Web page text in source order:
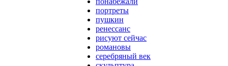
портреты
пушкин
ренессанс
рисуют сейчас
романовы
серебряный век